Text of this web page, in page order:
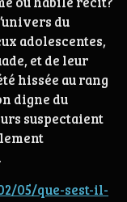
du
adolescentes,
et de leur
hissée au rang
digne du
suspectaient
05/que-sest-il-